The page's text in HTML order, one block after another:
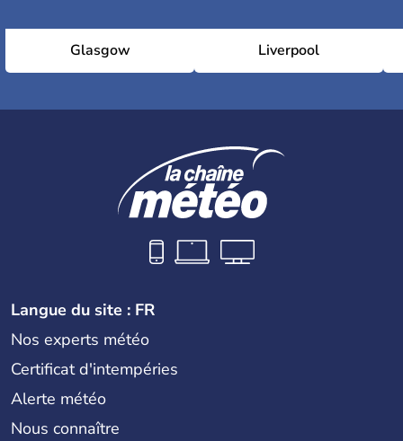
Glasgow Liverpool
Langue du site : FR
Nos experts météo
Certificat d'intempéries
Alerte météo
Nous connaître